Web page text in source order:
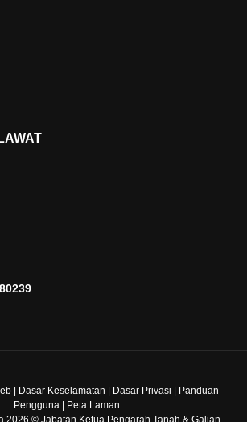
| Dasar Keselamatan Dasar Privasi
Panduan
Pengguna
Peta Laman
2026 © Jabatan Ketua Pengarah Tanah & Galian